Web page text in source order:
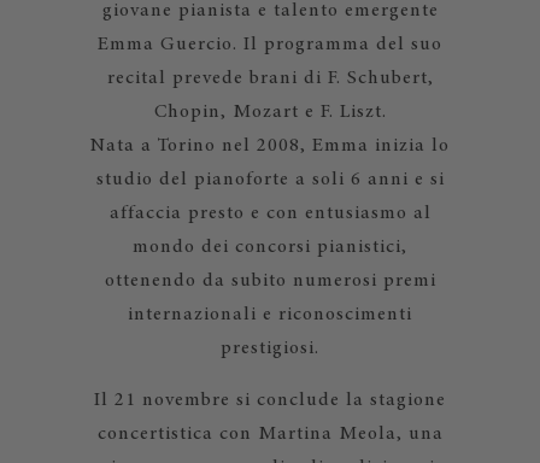
giovane pianista e talento emergente
Emma Guercio. Il programma del suo
recital prevede brani di F. Schubert,
Chopin, Mozart e F. Liszt.
Nata a Torino nel 2008, Emma inizia lo
studio del pianoforte a soli 6 anni e si
affaccia presto e con entusiasmo al
mondo dei concorsi pianistici,
ottenendo da subito numerosi premi
internazionali e riconoscimenti
prestigiosi.
Il 21 novembre si conclude la stagione
concertistica con Martina Meola, una